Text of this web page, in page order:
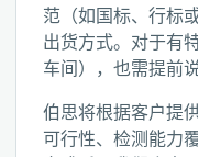
范（如国标、行标
出货方式。对于有
车间），也需提前说
伯思将根据客户提
可行性、检测能力